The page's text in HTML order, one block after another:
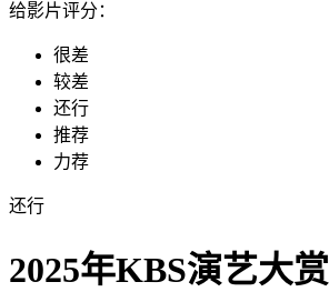
给影片评分：
很差
较差
还行
推荐
力荐
还行
2025年KBS演艺大赏